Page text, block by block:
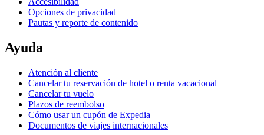
Opciones de privacidad
Pautas y reporte de contenido
Ayuda
Atención al cliente
Cancelar tu reservación de hotel o renta vacacional
Cancelar tu vuelo
Plazos de reembolso
Cómo usar un cupón de Expedia
Documentos de viajes internacionales